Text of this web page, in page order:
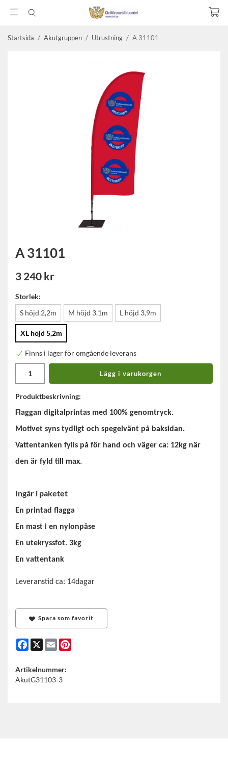
Startsida / Akutgruppen / Utrustning / A 31101
A 31101
3 240 kr
Storlek:
S höjd 2,2m
M höjd 3,1m L höjd 3,9m
XL höjd 5,2m
Finns i lager för omgående leverans
Lägg i varukorgen
Produktbeskrivning:
Flaggan digitalprintas med 100% genomtryck.
Motivet syns tydligt och spegelvänt på baksidan.
Vattentanken fylls på för hand och väger ca: 12kg när
den är fyld till max.
Ingår i paketet
En printad flagga
En mast i en nylonpåse
En utekryssfot. 3kg
En vattentank
Leveranstid ca: 14dagar
Spara som favorit
Facebook
X Email
Artikelnummer:
AkutG31103-3